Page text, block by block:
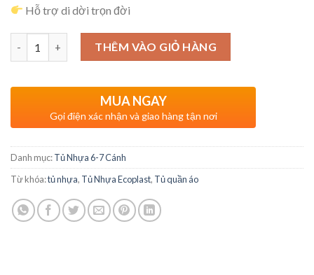
Hỗ trợ di dời trọn đời
THÊM VÀO GIỎ HÀNG
MUA NGAY
Gọi điện xác nhận và giao hàng tận nơi
Danh mục:Tủ Nhựa 6-7 Cánh
Từ khóa:tủ nhựa, Tủ Nhựa Ecoplast, Tủ quần áo